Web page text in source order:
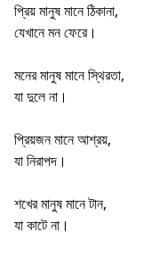
প্রিয় মানুষ মানে ঠিকানা,
যেখানে মন ফেরে।
মনের মানুষ মানে স্থিরতা,
যা দুলে না।
প্রিয়জন মানে আশ্রয়,
যা নিরাপদ।
শখের মানুষ মানে টান,
যা কাটে না।